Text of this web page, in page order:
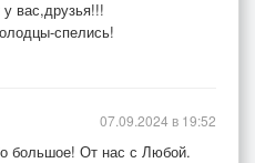
вас,друзья!!!
спелись!
большое! От нас с Любой.
07.09.2024 в 19:52